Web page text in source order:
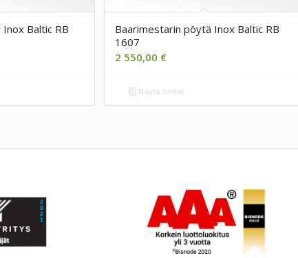
Baltic RB
Baarimestarin pöytä Inox Baltic RB
1607
2 550,00 €
Näytä tiedot